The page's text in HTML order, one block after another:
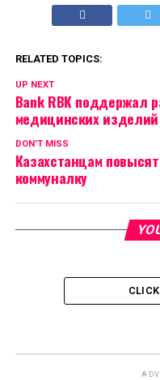
RELATED TOPICS:
UP NEXT
Bank RBK поддержал
медицинских изделий
DON'T MISS
Казахстанцам
коммуналку